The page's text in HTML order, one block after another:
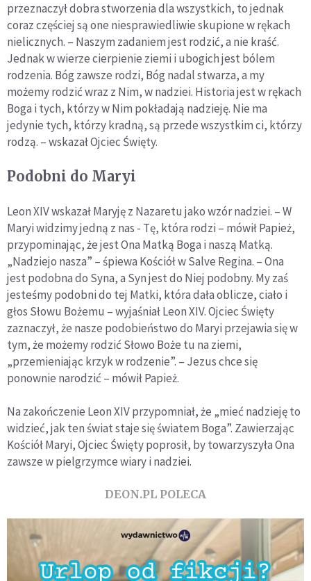
przeznaczył dobra stworzenia dla wszystkich, to jednak
coraz częściej są one niesprawiedliwie skupione w rękach
nielicznych. – Naszym zadaniem jest rodzić, a nie kraść.
Jednak w wierze cierpienie ziemi i ubogich jest bólem
rodzenia. Bóg zawsze rodzi, Bóg nadal stwarza, a my
możemy rodzić wraz z Nim, w nadziei. Historia jest w rękach
Boga i tych, którzy w Nim pokładają nadzieję. Nie ma
jedynie tych, którzy kradną, są przede wszystkim ci, którzy
rodzą. – wskazał Ojciec Święty.
Podobni do Maryi
Leon XIV wskazał Maryję z Nazaretu jako wzór nadziei. – W
Maryi widzimy jedną z nas - Tę, która rodzi – mówił Papież,
przypominając, że jest Ona Matką Boga i naszą Matką.
„Nadziejo nasza” – śpiewa Kościół w Salve Regina. – Ona
jest podobna do Syna, a Syn jest do Niej podobny. My zaś
jesteśmy podobni do tej Matki, która dała oblicze, ciało i
głos Słowu Bożemu – wyjaśniał Leon XIV. Ojciec Święty
zaznaczył, że nasze podobieństwo do Maryi przejawia się w
tym, że możemy rodzić Słowo Boże tu na ziemi,
„przemieniając krzyk w rodzenie”. – Jezus chce się
ponownie narodzić – mówił Papież.
Na zakończenie Leon XIV przypomniał, że „mieć nadzieję to
widzieć, jak ten świat staje się światem Boga”. Zawierzając
Kościół Maryi, Ojciec Święty poprosił, by towarzyszyła Ona
zawsze w pielgrzymce wiary i nadziei.
DEON.PL POLECA